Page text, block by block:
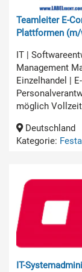
Teamleiter E-
Plattformen
IT |
Management
Einzelhandel |
möglich
Deutschland
Kategorie:
IT-